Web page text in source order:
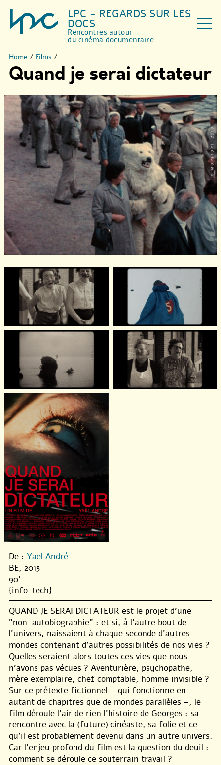
LPC - REGARDS SUR LES
DOCS
Rencontres autour
du cinéma documentaire
Home / Films /
Quand je serai dictateur
De : Yaël André
BE, 2013
90'
{info_tech}
QUAND JE SERAI DICTATEUR est le projet d’une
"non-autobiographie" : et si, à l’autre bout de
l’univers, naissaient à chaque seconde d’autres
mondes contenant d’autres possibilités de nos vies ?
Quelles seraient alors toutes ces vies que nous
n’avons pas vécues ? Aventurière, psychopathe,
mère exemplaire, chef comptable, homme invisible ?
Sur ce prétexte fictionnel – qui fonctionne en
autant de chapitres que de mondes parallèles –, le
film déroule l’air de rien l’histoire de Georges : sa
rencontre avec la (future) cinéaste, sa folie et ce
qu’il est probablement devenu dans un autre univers.
Car l’enjeu profond du film est la question du deuil :
comment se déroule ce souterrain travail ?